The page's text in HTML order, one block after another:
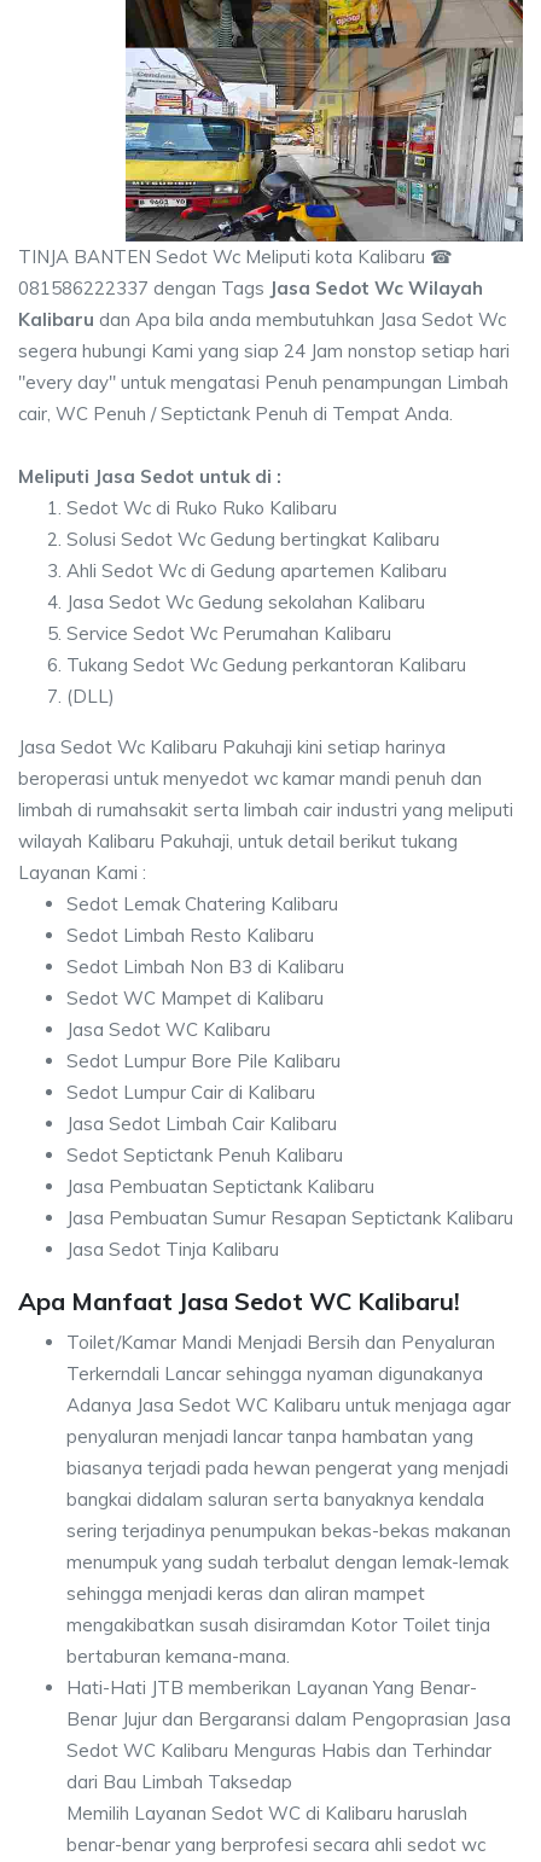
TINJA BANTEN Sedot Wc Meliputi kota Kalibaru ☎
081586222337 dengan Tags Jasa Sedot Wc Wilayah
Kalibaru dan Apa bila anda membutuhkan Jasa Sedot Wc
segera hubungi Kami yang siap 24 Jam nonstop setiap hari
"every day" untuk mengatasi Penuh penampungan Limbah
cair, WC Penuh / Septictank Penuh di Tempat Anda.
Meliputi Jasa Sedot untuk di :
Sedot Wc di Ruko Ruko Kalibaru
Solusi Sedot Wc Gedung bertingkat Kalibaru
Ahli Sedot Wc di Gedung apartemen Kalibaru
Jasa Sedot Wc Gedung sekolahan Kalibaru
Service Sedot Wc Perumahan Kalibaru
Tukang Sedot Wc Gedung perkantoran Kalibaru
(DLL)
Jasa Sedot Wc Kalibaru Pakuhaji kini setiap harinya
beroperasi untuk menyedot wc kamar mandi penuh dan
limbah di rumahsakit serta limbah cair industri yang meliputi
wilayah Kalibaru Pakuhaji, untuk detail berikut tukang
Layanan Kami :
Sedot Lemak Chatering Kalibaru
Sedot Limbah Resto Kalibaru
Sedot Limbah Non B3 di Kalibaru
Sedot WC Mampet di Kalibaru
Jasa Sedot WC Kalibaru
Sedot Lumpur Bore Pile Kalibaru
Sedot Lumpur Cair di Kalibaru
Jasa Sedot Limbah Cair Kalibaru
Sedot Septictank Penuh Kalibaru
Jasa Pembuatan Septictank Kalibaru
Jasa Pembuatan Sumur Resapan Septictank Kalibaru
Jasa Sedot Tinja Kalibaru
Apa Manfaat Jasa Sedot WC Kalibaru!
Toilet/Kamar Mandi Menjadi Bersih dan Penyaluran
Terkerndali Lancar sehingga nyaman digunakanya
Adanya Jasa Sedot WC Kalibaru untuk menjaga agar
penyaluran menjadi lancar tanpa hambatan yang
biasanya terjadi pada hewan pengerat yang menjadi
bangkai didalam saluran serta banyaknya kendala
sering terjadinya penumpukan bekas-bekas makanan
menumpuk yang sudah terbalut dengan lemak-lemak
sehingga menjadi keras dan aliran mampet
mengakibatkan susah disiramdan Kotor Toilet tinja
bertaburan kemana-mana.
Hati-Hati JTB memberikan Layanan Yang Benar-
Benar Jujur dan Bergaransi dalam Pengoprasian Jasa
Sedot WC Kalibaru Menguras Habis dan Terhindar
dari Bau Limbah Taksedap
Memilih Layanan Sedot WC di Kalibaru haruslah
benar-benar yang berprofesi secara ahli sedot wc